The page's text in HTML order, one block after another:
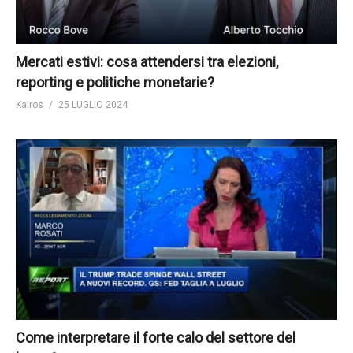
Mercati estivi: cosa attendersi tra elezioni,
reporting e politiche monetarie?
Kairos 25 LUGLIO 2024
Come interpretare il forte calo del settore del